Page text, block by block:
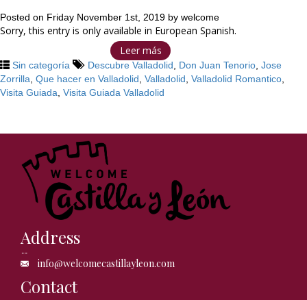
Posted on Friday November 1st, 2019 by welcome
Sorry, this entry is only available in European Spanish.
Leer más
Sin categoría Descubre Valladolid Don Juan Tenorio Jose
Zorrilla Que hacer en Valladolid Valladolid Valladolid Romantico
Visita Guiada Visita Guiada Valladolid
Address
info@welcomecastillayleon.com
Contact